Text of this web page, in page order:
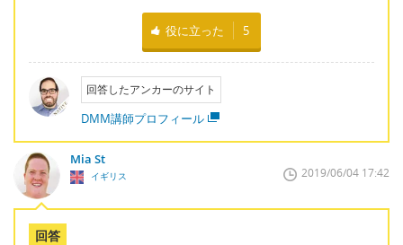
役に立った 5
回答したアンカーのサイト
DMM講師プロフィール
Mia St
イギリス 2019/06/04 17:42
回答